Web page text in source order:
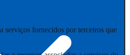
fornecidos por terceiros que